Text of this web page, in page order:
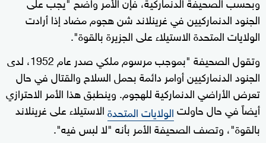
الجنود الدنماركيين في غرينلاند شن هجوم مضاد إذا أرادت
الولايات المتحدة الاستيلاء على الجزيرة بالقوة".
وتقول الصحيفة "بموجب مرسوم ملكي صدر عام 1952، لدى
الجنود الدنماركيين أوامر دائمة بحمل السلاح والقتال في حال
تعرض الأراضي الدنماركية للهجوم. وينطبق هذا الأمر الاحترازي
أيضاً في حال حاولتالولايات المتحدةالاستيلاء على غرينلاند
بالقوة"، وتصف الصحيفة الأمر بأنه "لا لبس فيه".